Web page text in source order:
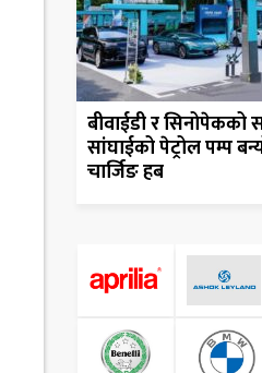
बीवाईडी र सिनोपेकको
सांघाईको पेट्रोल पम्प
चार्जिङ हब